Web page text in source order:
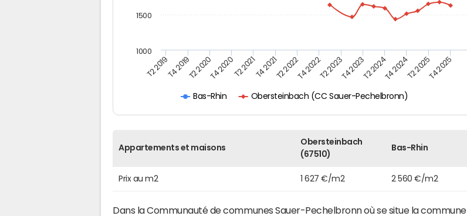
Bas-Rhin Obersteinbach (CC Sauer-Pechelbronn)
T2 2019T4 2019T2 2020T4 2020T2 2021T4 2021T2 2022T4 2022T2 2023T4 2023T2 2024T4 2024T2 2025T4 2025
1500
1000
Appartements et maisons
Obersteinbach
(67510)
Bas-Rhin
Prix au m2 1 627 €/m2 2 560 €/m2
Dans la Communauté de communes Sauer-Pechelbronn où se situe la commune